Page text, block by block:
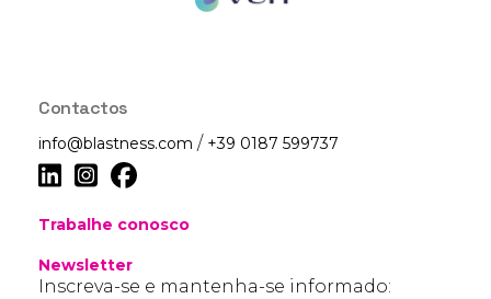
Contactos
info@blastness.com / +39 0187 599737
Trabalhe conosco
Newsletter
Inscreva-se e mantenha-se informado: